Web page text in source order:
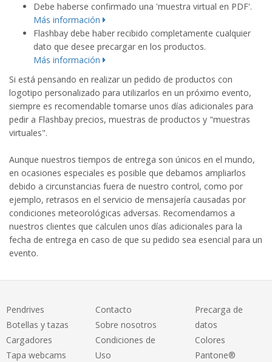
Debe haberse confirmado una 'muestra virtual en PDF'.
Más información
Flashbay debe haber recibido completamente cualquier
dato que desee precargar en los productos.
Más información
Si está pensando en realizar un pedido de productos con
logotipo personalizado para utilizarlos en un próximo evento,
siempre es recomendable tomarse unos días adicionales para
pedir a Flashbay precios, muestras de productos y "muestras
virtuales".
Aunque nuestros tiempos de entrega son únicos en el mundo,
en ocasiones especiales es posible que debamos ampliarlos
debido a circunstancias fuera de nuestro control, como por
ejemplo, retrasos en el servicio de mensajería causadas por
condiciones meteorológicas adversas. Recomendamos a
nuestros clientes que calculen unos días adicionales para la
fecha de entrega en caso de que su pedido sea esencial para un
evento.
Pendrives
Botellas y tazas
Cargadores
Tapa webcams
Contacto
Sobre nosotros
Condiciones de
Uso
Precarga de
datos
Colores
Pantone®